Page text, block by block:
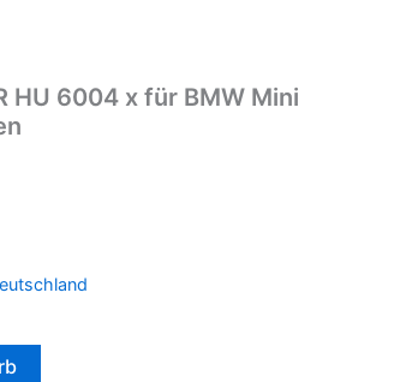
HU 6004 x für BMW Mini